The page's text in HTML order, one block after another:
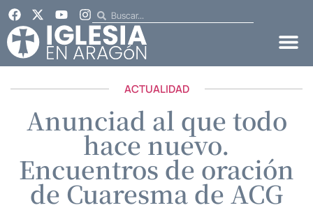
ACTUALIDAD
Anunciad al que todo
hace nuevo.
Encuentros de oración
de Cuaresma de ACG